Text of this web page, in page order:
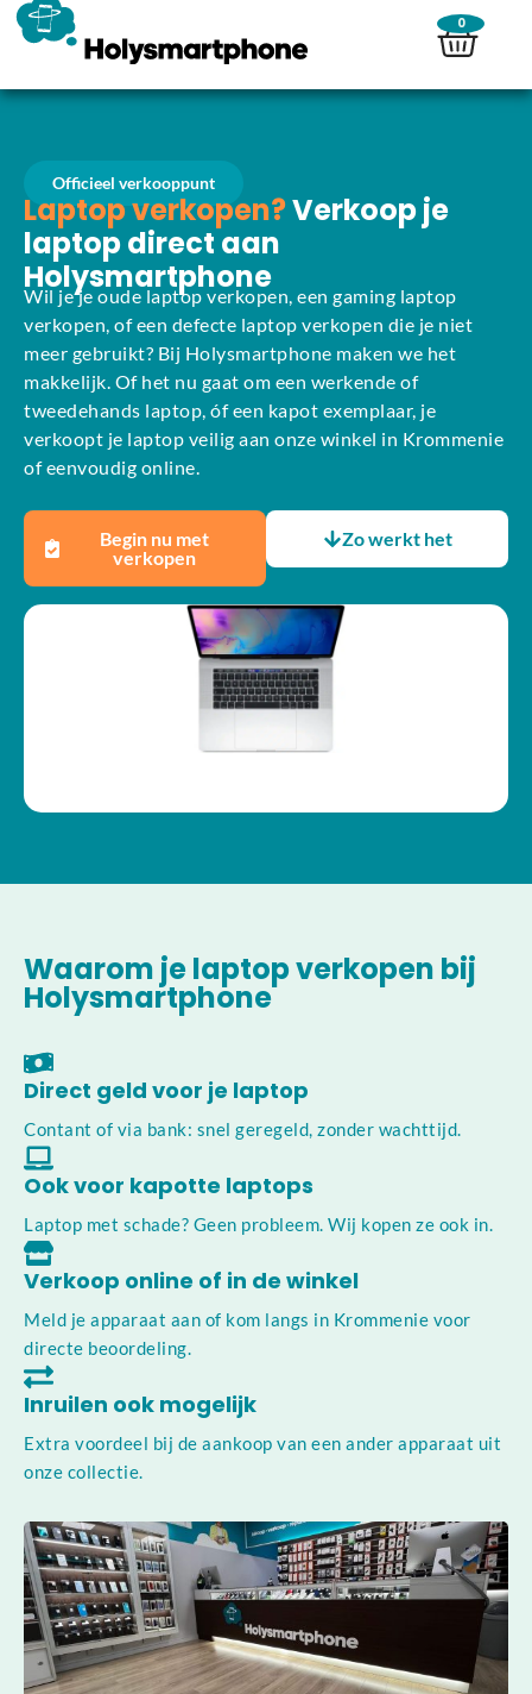
0
Officieel verkooppunt
Laptop verkopen?Verkoop je
laptop direct aan
Holysmartphone
Wil je je oude laptop verkopen, een gaming laptop
verkopen, of een defecte laptop verkopen die je niet
meer gebruikt? Bij Holysmartphone maken we het
makkelijk. Of het nu gaat om een werkende of
tweedehands laptop, óf een kapot exemplaar, je
verkoopt je laptop veilig aan onze winkel in Krommenie
of eenvoudig online.
Begin nu met
verkopen
Zo werkt het
Waarom je laptop verkopen bij
Holysmartphone
Direct geld voor je laptop
Contant of via bank: snel geregeld, zonder wachttijd.
Ook voor kapotte laptops
Laptop met schade? Geen probleem. Wij kopen ze ook in.
Verkoop online of in de winkel
Meld je apparaat aan of kom langs in Krommenie voor
directe beoordeling.
Inruilen ook mogelijk
Extra voordeel bij de aankoop van een ander apparaat uit
onze collectie.